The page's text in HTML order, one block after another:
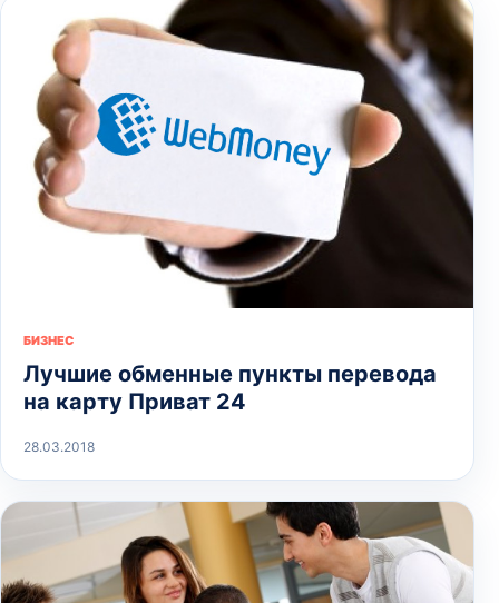
БИЗНЕС
Лучшие обменные пункты перевода
на карту Приват 24
28.03.2018